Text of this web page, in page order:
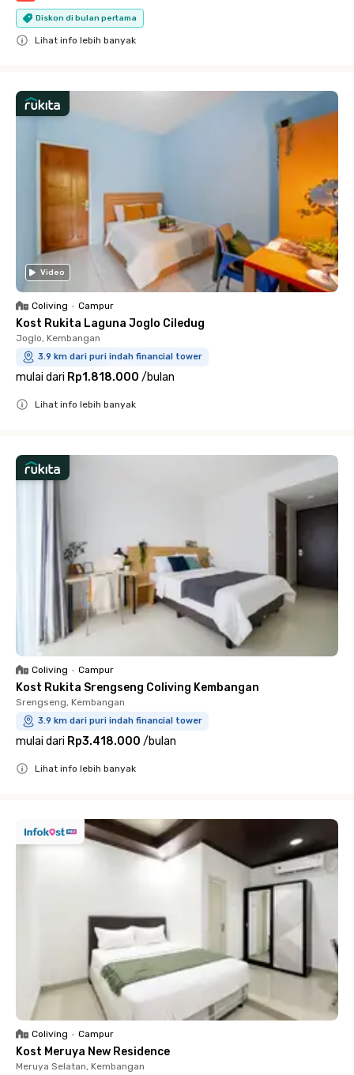
Diskon di bulan pertama
Lihat info lebih banyak
Video
Coliving • Campur
Kost Rukita Laguna Joglo Ciledug
Joglo, Kembangan
3.9 km dari puri indah financial tower
mulai dari Rp1.818.000 /bulan
Lihat info lebih banyak
Coliving • Campur
Kost Rukita Srengseng Coliving Kembangan
Srengseng, Kembangan
3.9 km dari puri indah financial tower
mulai dari Rp3.418.000 /bulan
Lihat info lebih banyak
Coliving • Campur
Kost Meruya New Residence
Meruya Selatan, Kembangan